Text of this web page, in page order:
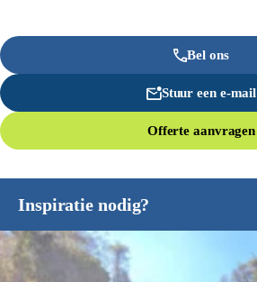
Bel ons
Stuur een e-mail
Offerte aanvragen
Inspiratie nodig?